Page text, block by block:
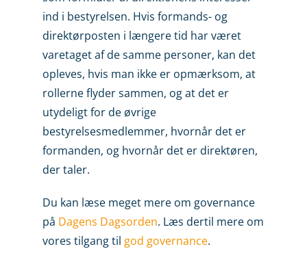
ind i bestyrel­sen. Hvis formands- og
direktørposten i længere tid har været
varetaget af de samme personer, kan det
opleves, hvis man ikke er opmærksom, at
rollerne flyder sammen, og at det er
utydeligt for de øvrige
bestyrelsesmedlemmer, hvornår det er
formanden, og hvornår det er direktøren,
der taler.
Du kan læse meget mere om governance
på Dagens Dagsorden. Læs dertil mere om
vores tilgang til god governance.